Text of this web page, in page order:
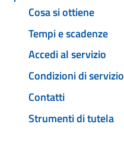
Cosa si ottiene
Tempi e scadenze
Accedi al servizio
Condizioni di servizio
Contatti
Strumenti di tutela